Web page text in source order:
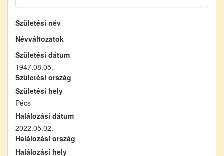
Születési név
Névváltozatok
Születési dátum
1947.08.05.
Születési ország
Születési hely
Pécs
Halálozási dátum
2022.05.02.
Halálozási ország
Halálozási hely